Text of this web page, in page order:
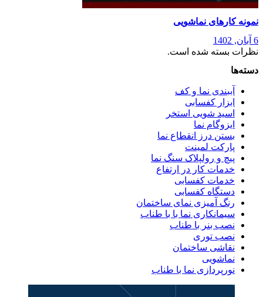
نمونه کارهای نماشویی
6 آبان, 1402
نظرات بسته شده است.
دسته‌ها
آببندی نما و کف
ابزار کفسابی
اسید شویی استخر
ایزوگام نما
بستن درز انقطاع نما
پارکت لمینت
پیچ و رولپلاک سنگ نما
خدمات کار در ارتفاع
خدمات کفسابی
دستگاه کفسابی
رنگ آمیزی نمای ساختمان
سیمانکاری نما با با طناب
نصب بنر با طناب
نصب توری
نقاشی ساختمان
نماشویی
نورپردازی نما با طناب